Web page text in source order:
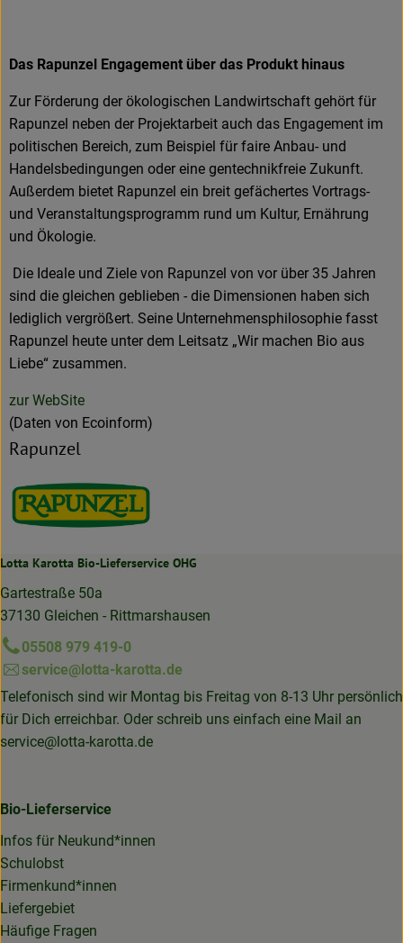
Das Rapunzel Engagement über das Produkt hinaus
Zur Förderung der ökologischen Landwirtschaft gehört für
Rapunzel neben der Projektarbeit auch das Engagement im
politischen Bereich, zum Beispiel für faire Anbau- und
Handelsbedingungen oder eine gentechnikfreie Zukunft.
Außerdem bietet Rapunzel ein breit gefächertes Vortrags-
und Veranstaltungsprogramm rund um Kultur, Ernährung
und Ökologie.
Die Ideale und Ziele von Rapunzel von vor über 35 Jahren
sind die gleichen geblieben - die Dimensionen haben sich
lediglich vergrößert. Seine Unternehmensphilosophie fasst
Rapunzel heute unter dem Leitsatz „Wir machen Bio aus
Liebe“ zusammen.
zur WebSite
(Daten von Ecoinform)
Rapunzel
Lotta Karotta Bio-Lieferservice OHG
Gartestraße 50a
37130 Gleichen - Rittmarshausen
05508 979 419-0
service@lotta-karotta.de
Telefonisch sind wir Montag bis Freitag von 8-13 Uhr persönlich
für Dich erreichbar. Oder schreib uns einfach eine Mail an
service@lotta-karotta.de
Bio-Lieferservice
Infos für Neukund*innen
Schulobst
Firmenkund*innen
Liefergebiet
Häufige Fragen